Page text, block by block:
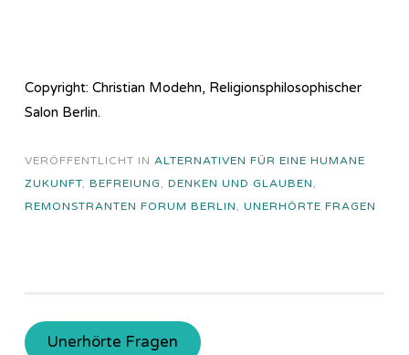
Copyright: Christian Modehn, Religionsphilosophischer
Salon Berlin.
VERÖFFENTLICHT IN ALTERNATIVEN FÜR EINE HUMANE
ZUKUNFT, BEFREIUNG, DENKEN UND GLAUBEN,
REMONSTRANTEN FORUM BERLIN, UNERHÖRTE FRAGEN
Unerhörte Fragen